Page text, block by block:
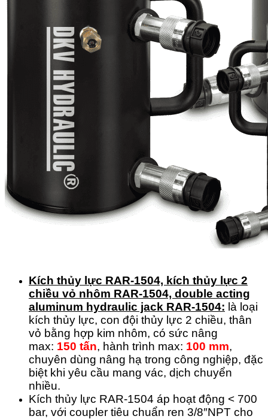
Kích thủy lực RAR-1504, kích thủy lực 2
chiều vỏ nhôm RAR-1504, double acting
aluminum hydraulic jack RAR-1504: là loại
kích thủy lực, con đội thủy lực 2 chiều, thân
vỏ bằng hợp kim nhôm, có sức nâng
max: 150 tấn, hành trình max: 100 mm,
chuyên dùng nâng hạ trong công nghiệp, đặc
biệt khi yêu cầu mang vác, dịch chuyển
nhiều.
Kích thủy lực RAR-1504 áp hoạt động < 700
bar, với coupler tiêu chuẩn ren 3/8″NPT cho